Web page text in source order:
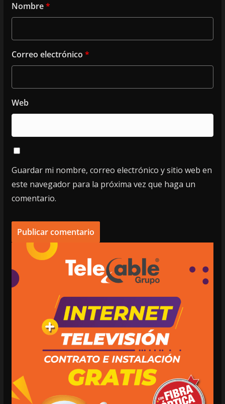
Nombre*
Correo electrónico *
Web
Guardar mi nombre, correo electrónico y sitio web en
este navegador para la próxima vez que haga un
comentario.